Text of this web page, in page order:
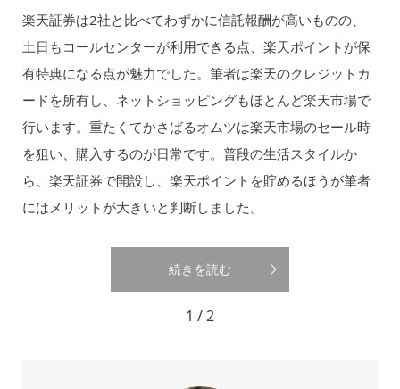
楽天証券は2社と比べてわずかに信託報酬が高いものの、
土日もコールセンターが利用できる点、楽天ポイントが保
有特典になる点が魅力でした。筆者は楽天のクレジットカ
ードを所有し、ネットショッピングもほとんど楽天市場で
行います。重たくてかさばるオムツは楽天市場のセール時
を狙い、購入するのが日常です。普段の生活スタイルか
ら、楽天証券で開設し、楽天ポイントを貯めるほうが筆者
にはメリットが大きいと判断しました。
続きを読む
1 / 2